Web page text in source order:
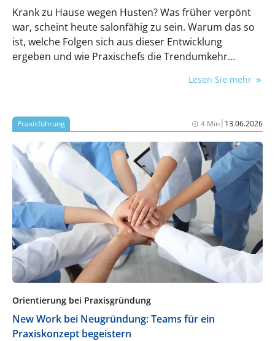
Krank zu Hause wegen Husten? Was früher verpönt
war, scheint heute salonfähig zu sein. Warum das so
ist, welche Folgen sich aus dieser Entwicklung
ergeben und wie Praxischefs die Trendumkehr
Lesen Sie mehr
Praxisführung 4 Min| 13.06.2026
Orientierung bei Praxisgründung
New Work bei Neugründung: Teams für ein
Praxiskonzept begeistern